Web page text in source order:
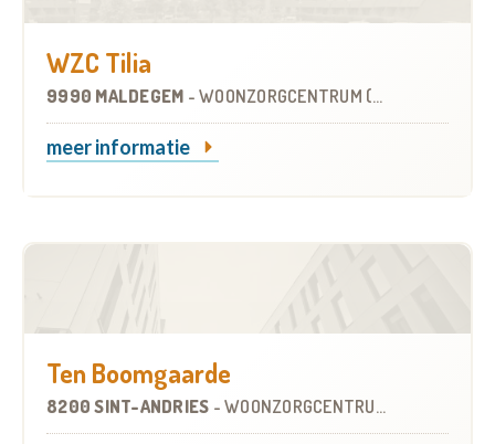
WZC Tilia
9990 MALDEGEM - WOONZORGCENTRUM (WZC)
meer informatie
Ten Boomgaarde
8200 SINT-ANDRIES - WOONZORGCENTRUM (WZC)